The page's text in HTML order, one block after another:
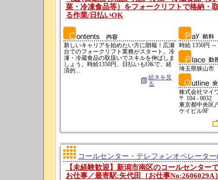
菜・冷凍食品等）をフォークリフトで格納・
る作業/日払いOK
新しいキャリアを始めたい方に朗報！広瀬
台でのフォークリフト業務がスタート。冷
凍・冷蔵食品の取扱いでスキルを伸ばしま
しょう。時給1350円、日払いもOKで、経
済的...
続きを見
る
時給 1350円
埼玉県狭山市
株式会社マイ
〒 104 - 0032
東京都中央区
ケイビル9F
コールセンター・テレフォンオペレータ
【未経験歓迎】新潟市南区のコールセンター
お仕事／最寄駅:矢代田（お仕事No:2606029A